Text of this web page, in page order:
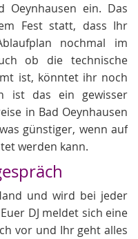
Oeynhausen ein. Das
Fest statt, dass Ihr
nochmal im
ob die technische
ist, könntet ihr noch
ist das ein gewisser
in Bad Oeynhausen
günstiger, wenn auf
werden kann.
und wird bei jeder
DJ meldet sich eine
vor und Ihr geht alles